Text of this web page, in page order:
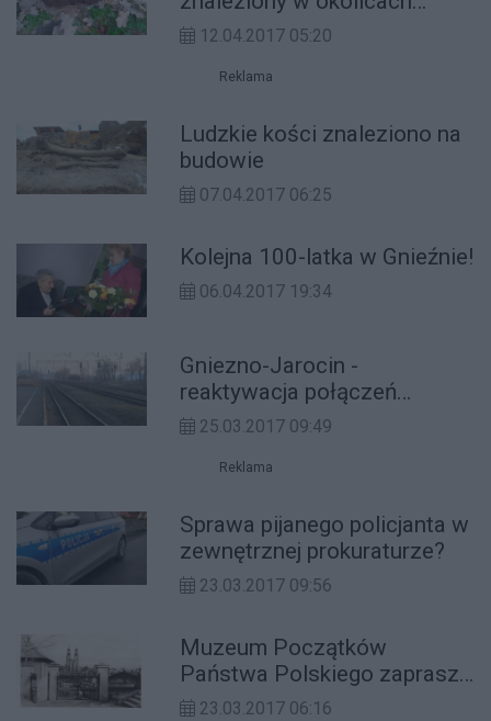
Gniezna
12.04.2017 05:20
Reklama
Ludzkie kości znaleziono na
budowie
07.04.2017 06:25
Kolejna 100-latka w Gnieźnie!
06.04.2017 19:34
Gniezno-Jarocin -
reaktywacja połączeń
kolejowych przesunięta
25.03.2017 09:49
Reklama
Sprawa pijanego policjanta w
zewnętrznej prokuraturze?
23.03.2017 09:56
Muzeum Początków
Państwa Polskiego zaprasza
na darmowy wykład!
23.03.2017 06:16